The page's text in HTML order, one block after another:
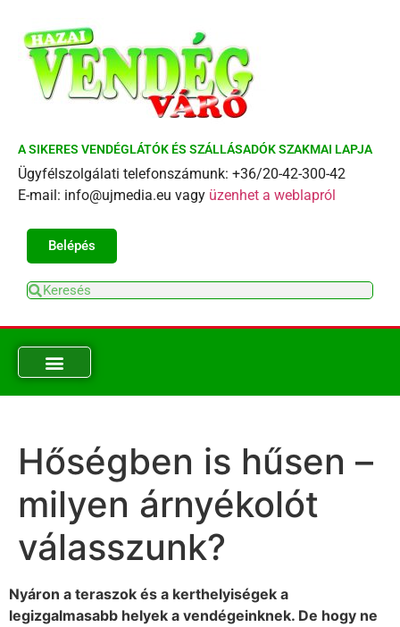
A SIKERES VENDÉGLÁTÓK ÉS SZÁLLÁSADÓK SZAKMAI LAPJA
Ügyfélszolgálati telefonszámunk: +36/20-42-300-42
E-mail: info@ujmedia.eu vagy üzenhet a weblapról
Belépés
Hőségben is hűsen –
milyen árnyékolót
válasszunk?
Nyáron a teraszok és a kerthelyiségek a
legizgalmasabb helyek a vendégeinknek. De hogy ne